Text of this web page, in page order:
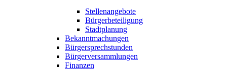
Stellenangebote
Bürgerbeteiligung
Stadtplanung
Bekanntmachungen
Bürgersprechstunden
Bürgerversammlungen
Finanzen